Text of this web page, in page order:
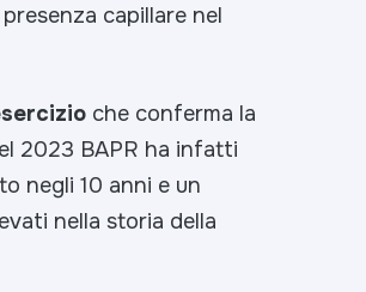
capillare nel
che conferma la
2023 BAPR ha infatti
negli 10 anni e un
nella storia della